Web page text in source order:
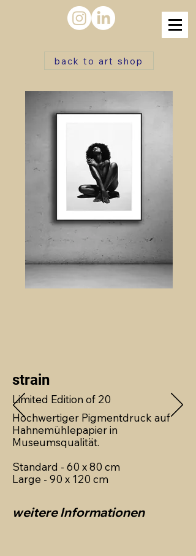
back to art shop
strain
Limited Edition of 20
Hochwertiger Pigmentdruck auf
Hahnemühlepapier in
Museumsqualität.
Standard - 60 x 80 cm
Large - 90 x 120 cm
weitere Informationen